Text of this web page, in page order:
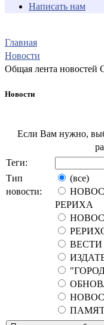
Написать нам
Главная
Новости
Общая лента новостей
Новости
Если Вам нужно,
Теги:
Тип
новости:
(все)
РЕРИХА